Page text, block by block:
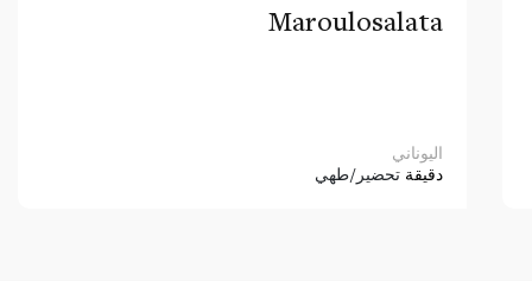
Maroulosalata
اليوناني
دقيقة تحضير/طهي